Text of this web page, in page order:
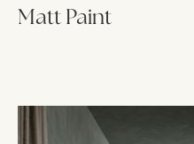
Matt Paint